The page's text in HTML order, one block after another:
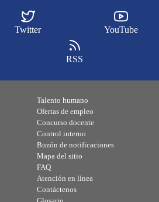
Twitter YouTube
RSS
Talento humano
Ofertas de empleo
Concurso docente
Control interno
Buzón de notificaciones
Mapa del sitio
FAQ
Atención en línea
Contáctenos